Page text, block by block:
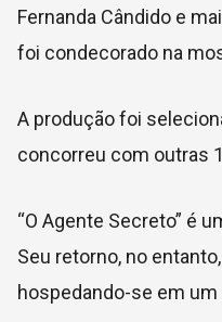
Fernanda Cândido e
foi condecorado na
A produção foi
concorreu com outras
“O Agente Secreto” é
Seu retorno, no
hospedando-se em